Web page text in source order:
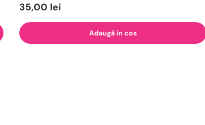
35,00 lei
Adaugă in cos